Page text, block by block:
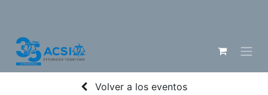
Volver a los eventos